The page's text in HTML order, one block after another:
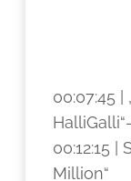
00:07:45 |
00:12:15 |
Million“